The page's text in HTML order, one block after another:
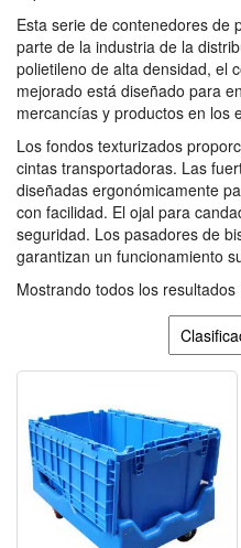
Esta serie de contenedores de
parte de la industria de la
polietileno de alta densidad, el
mejorado está diseñado para
mercancías y productos en los
Los fondos texturizados
cintas transportadoras. Las
diseñadas ergonómicamente
con facilidad. El ojal para
seguridad. Los pasadores de
garantizan un funcionamiento
Mostrando todos los resultados